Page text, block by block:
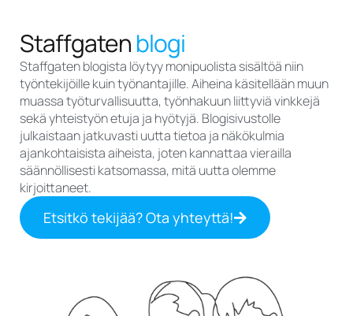
Staffgatenblogi
Staffgaten blogista löytyy monipuolista sisältöä niin
työntekijöille kuin työnantajille. Aiheina käsitellään muun
muassa työturvallisuutta, työnhakuun liittyviä vinkkejä
sekä yhteistyön etuja ja hyötyjä. Blogisivustolle
julkaistaan jatkuvasti uutta tietoa ja näkökulmia
ajankohtaisista aiheista, joten kannattaa vierailla
säännöllisesti katsomassa, mitä uutta olemme
kirjoittaneet.
Etsitkö tekijää? Ota yhteyttä!